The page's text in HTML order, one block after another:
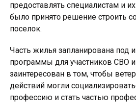
предоставлять специалистам и
было принято решение строить
поселок.
Часть жилья запланирована под
программы для участников СВО
заинтересован в том, чтобы
действий могли
профессию и стать частью